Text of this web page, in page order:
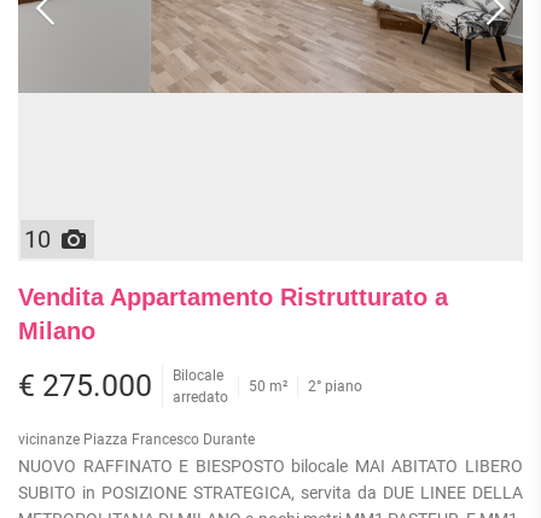
10
Vendita Appartamento Ristrutturato a
Milano
€ 275.000
Bilocale
arredato
50 m² 2° piano
vicinanze Piazza Francesco Durante
NUOVO RAFFINATO E BIESPOSTO bilocale MAI ABITATO LIBERO
SUBITO in POSIZIONE STRATEGICA, servita da DUE LINEE DELLA